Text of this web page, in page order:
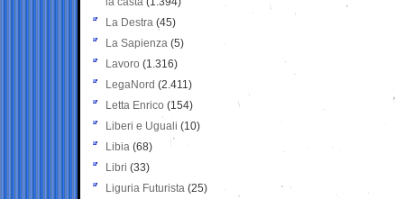
La Destra (45)
La Sapienza (5)
Lavoro (1.316)
LegaNord (2.411)
Letta Enrico (154)
Liberi e Uguali (10)
Libia (68)
Libri (33)
Liguria Futurista (25)